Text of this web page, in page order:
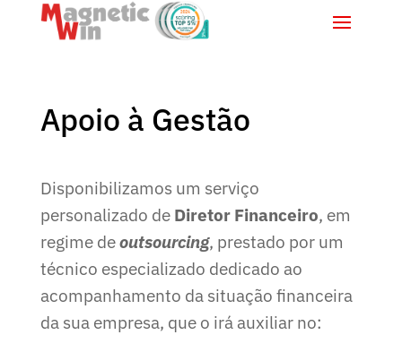
Apoio à Gestão
Disponibilizamos um serviço
personalizado de Diretor Financeiro, em
regime deoutsourcing, prestado por um
técnico especializado dedicado ao
acompanhamento da situação financeira
da sua empresa, que o irá auxiliar no: